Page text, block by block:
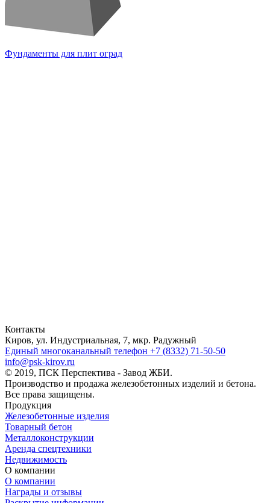
Фундаменты для плит оград
Контакты
Киров, ул. Индустриальная, 7, мкр. Радужный
Единый многоканальный телефон +7 (8332) 71-50-50
info@psk-kirov.ru
© 2019, ПСК Перспектива - Завод ЖБИ.
Производство и продажа железобетонных изделий и бетона.
Все права защищены.
Продукция
Железобетонные изделия
Товарный бетон
Металлоконструкции
Аренда спецтехники
Недвижимость
О компании
О компании
Награды и отзывы